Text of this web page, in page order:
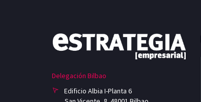
Delegación Bilbao
Edificio Albia I-Planta 6